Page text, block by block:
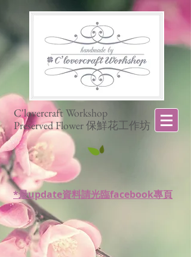
C'lovercraft Workshop
Preserved Flower 保鮮花工作坊
*最update資料請光臨facebook專頁